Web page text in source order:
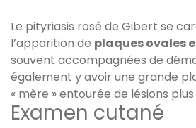
Le pityriasis rosé de Gibert se
l’apparition de plaques ovales
souvent accompagnées de
également y avoir une grande
« mère » entourée de lésions
Examen cutané